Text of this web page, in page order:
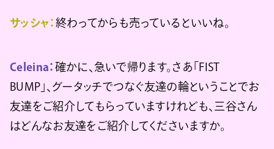
サッシャ： 終わってからも売っているといいね。
Celeina： 確かに、急いで帰ります。さあ「FIST
BUMP」、グータッチでつなぐ友達の輪ということでお
友達をご紹介してもらっていますけれども、三谷さん
はどんなお友達をご紹介してくださいますか。